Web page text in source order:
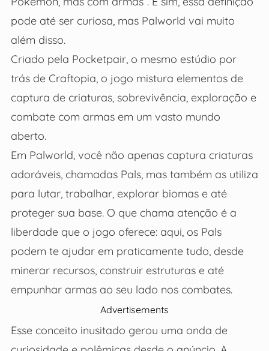
pode até ser curiosa, mas Palworld vai muito
além disso.
Criado pela Pocketpair, o mesmo estúdio por
trás de Craftopia, o jogo mistura elementos de
captura de criaturas, sobrevivência, exploração e
combate com armas em um vasto mundo
aberto.
Em Palworld, você não apenas captura criaturas
adoráveis, chamadas Pals, mas também as utiliza
para lutar, trabalhar, explorar biomas e até
proteger sua base. O que chama atenção é a
liberdade que o jogo oferece: aqui, os Pals
podem te ajudar em praticamente tudo, desde
minerar recursos, construir estruturas e até
empunhar armas ao seu lado nos combates.
Advertisements
Esse conceito inusitado gerou uma onda de